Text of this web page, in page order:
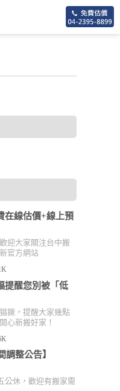
在線估價+線上預
迎大家關注台中搬
官方網站
提醒您別被「低
獗，提醒大家幾點
心新搬好家！
調整公告】
公休，歡迎有搬家需